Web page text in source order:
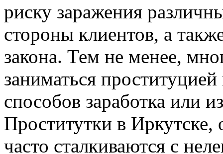
риску заражения
стороны клиентов, а
закона. Тем не менее,
заниматься проституцией
способов заработка или
Проститутки в
часто сталкиваются с